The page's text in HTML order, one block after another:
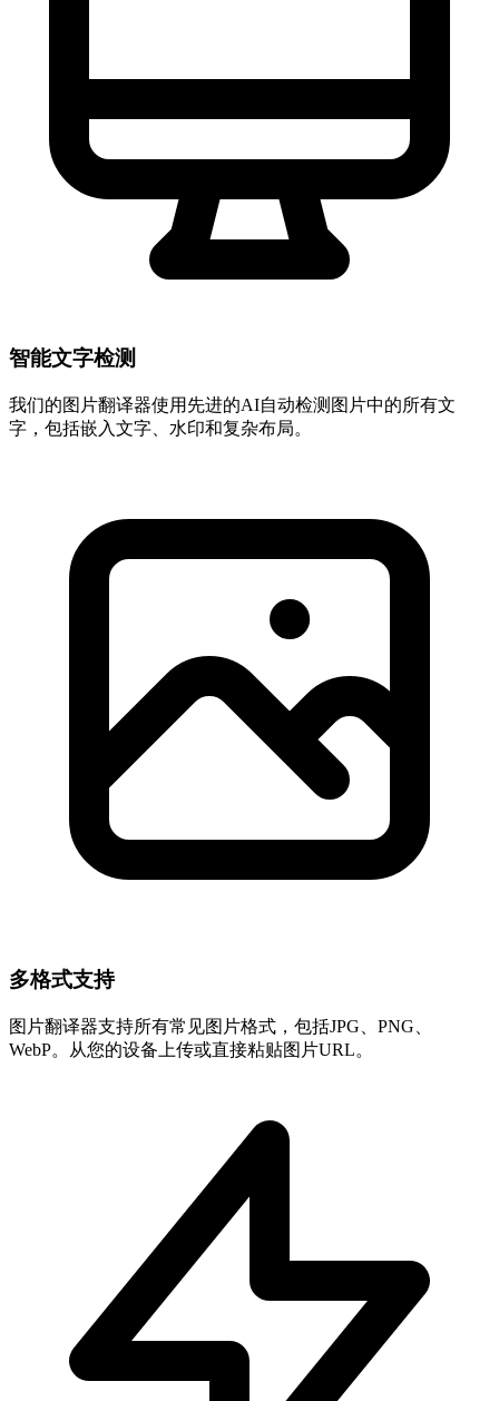
智能文字检测
我们的图片翻译器使用先进的AI自动检测图片中的所有文
字，包括嵌入文字、水印和复杂布局。
多格式支持
图片翻译器支持所有常见图片格式，包括JPG、PNG、
WebP。从您的设备上传或直接粘贴图片URL。